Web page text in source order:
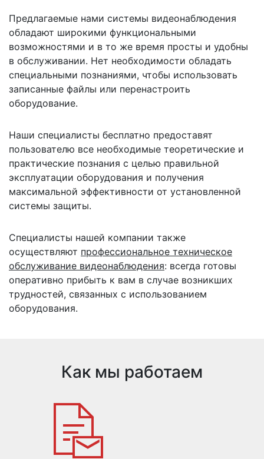
Предлагаемые нами системы видеонаблюдения
обладают широкими функциональными
возможностями и в то же время просты и удобны
в обслуживании. Нет необходимости обладать
специальными познаниями, чтобы использовать
записанные файлы или перенастроить
оборудование.
Наши специалисты бесплатно предоставят
пользователю все необходимые теоретические и
практические познания с целью правильной
эксплуатации оборудования и получения
максимальной эффективности от установленной
системы защиты.
Специалисты нашей компании также
осуществляют профессиональное техническое
обслуживание видеонаблюдения: всегда готовы
оперативно прибыть к вам в случае возникших
трудностей, связанных с использованием
оборудования.
Как мы работаем